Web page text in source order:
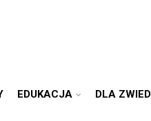
EDUKACJA DLA